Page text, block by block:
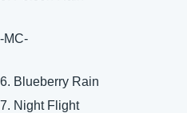
-MC-
6. Blueberry Rain
7. Night Flight